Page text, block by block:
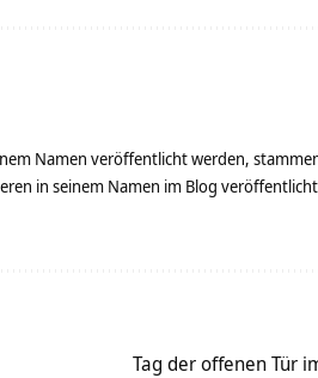
Namen veröffentlicht werden,
in seinem Namen im Blog
Tag der offenen Tür